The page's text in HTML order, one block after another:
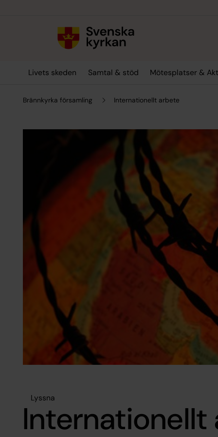
Livets skeden Samtal & stöd Mötesplatser &
Brännkyrka församling Internationellt arbete
Lyssna
Internationellt